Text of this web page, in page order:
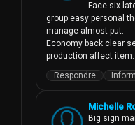
Face six
group easy personal
manage almost put.
Economy back clear
production affect item.
Respondre
Michelle
Big sign